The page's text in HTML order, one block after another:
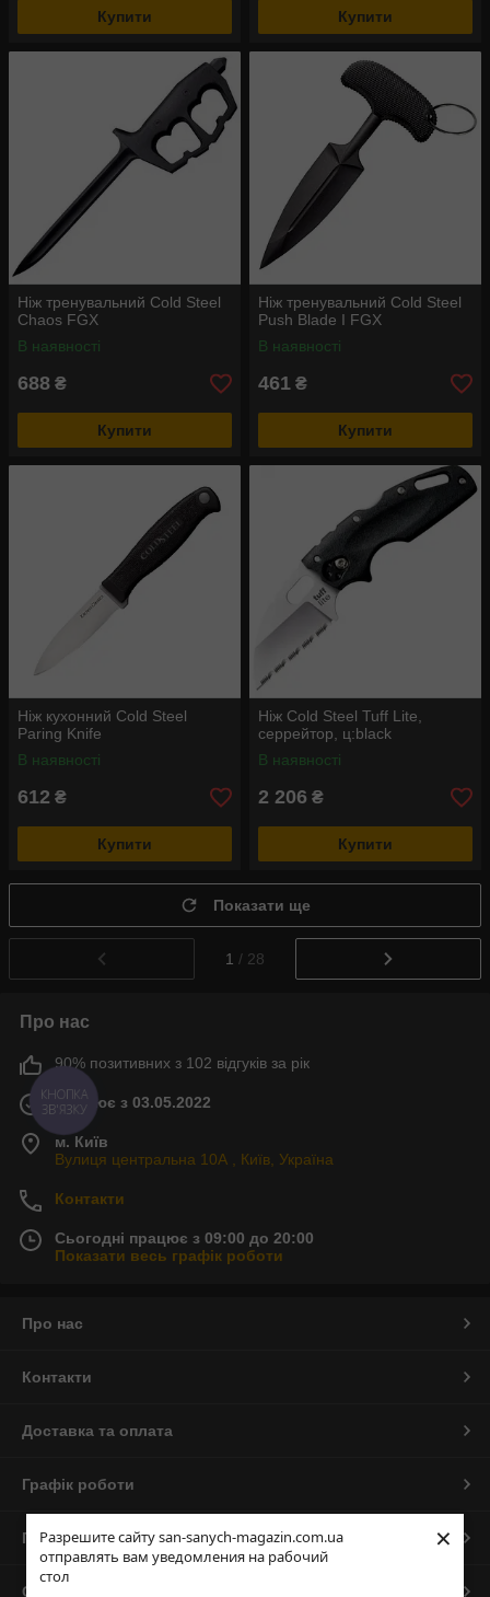
Разрешите сайту san-sanych-magazin.com.ua
отправлять вам уведомления на рабочий
стол
×
Купити Купити
Ніж тренувальний Cold Steel
Chaos FGX
В наявності
688 ₴
Купити
Ніж тренувальний Cold Steel
Push Blade I FGX
В наявності
461 ₴
Купити
Ніж кухонний Cold Steel
Paring Knife
В наявності
612 ₴
Купити
Ніж Cold Steel Tuff Lite,
серрейтор, ц:black
В наявності
2 206 ₴
Купити
Показати ще
1 / 28
Про нас
90% позитивних з 102 відгуків за рік
Працює з 03.05.2022
м. Київ
Вулиця центральна 10А , Київ, Україна
Контакти
Сьогодні працює з 09:00 до 20:00
Показати весь графік роботи
Про нас
Контакти
Доставка та оплата
Графік роботи
Повна версія сайту
Сайт створено на маркетплейсі
КНОПКА
ЗВ'ЯЗКУ